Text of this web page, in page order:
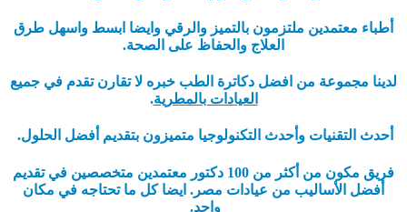
أطباء معتمدين ملتزمون بالتميز والرقي وايضا ابسط واسهل طرق
العلاج والحفاظ على الصحة.
لدينا مجموعة من افضل دكاترة الطب خبره لا تقارن تقدم في جميع
العيادات بالمطرية.
أحدث التقنيات وأحدث التكنولوجيا متميزون بتقديم أفضل الحلول.
فريق مكون من أكثر من 100 دكتور معتمدين متخصصين في تقديم
أفضل الأساليب من عيادات مصر. ايضا كل ما تحتاجه في مكان
واحد.